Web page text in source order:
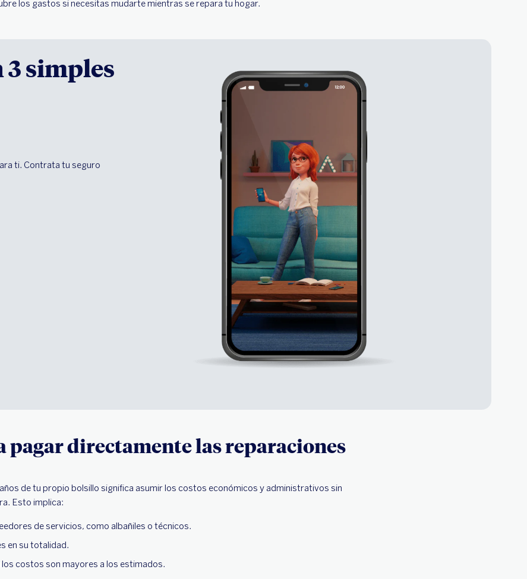
los gastos si necesitas mudarte mientras se repara tu hogar.
3 simples
ti. Contrata tu seguro
pagar directamente las reparaciones
de tu propio bolsillo significa asumir los costos económicos y administrativos sin
Esto implica:
de servicios, como albañiles o técnicos.
en su totalidad.
costos son mayores a los estimados.